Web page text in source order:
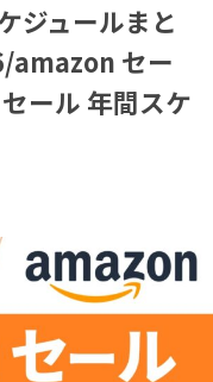
ジュールまと
amazon セー
ール 年間スケ